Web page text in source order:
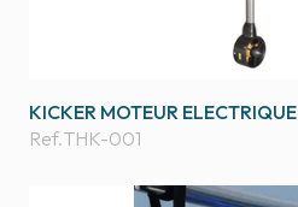
KICKER MOTEUR ELECTRIQUE
Ref.THK-001